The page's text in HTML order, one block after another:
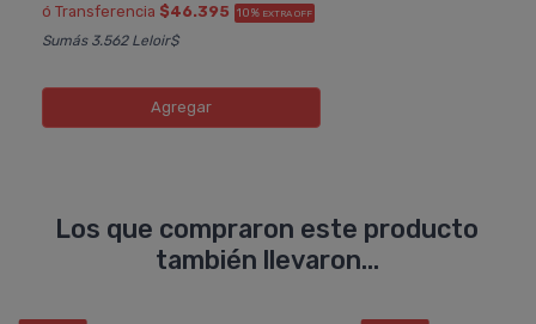
ó Transferencia $46.395 10% EXTRA OFF
Sumás 3.562 Leloir$
Agregar
Los que compraron este producto
también llevaron...